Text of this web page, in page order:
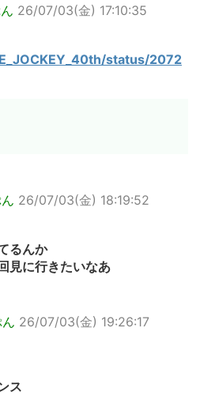
26/07/03(金) 17:10:35
status/2072
26/07/03(金) 18:19:52
るんか
見に行きたいなあ
26/07/03(金) 19:26:17
ス